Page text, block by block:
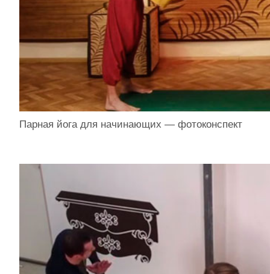
Парная йога для начинающих — фотоконспект